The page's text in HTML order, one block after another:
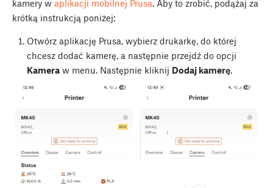
kamery w aplikacji mobilnej Prusa. Aby to zrobić, podążaj za
krótką instrukcją poniżej:
Otwórz aplikację Prusa, wybierz drukarkę, do której
chcesz dodać kamerę, a następnie przejdź do opcji
Kameraw menu. Następnie kliknij Dodaj kamerę.